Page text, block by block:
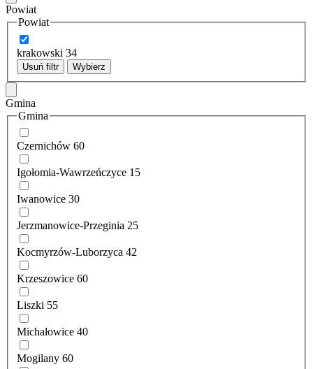
Powiat
Powiat
krakowski 34
Usuń filtr Wybierz
Gmina
Gmina
Czernichów 60
Igołomia-Wawrzeńczyce 15
Iwanowice 30
Jerzmanowice-Przeginia 25
Kocmyrzów-Luborzyca 42
Krzeszowice 60
Liszki 55
Michałowice 40
Mogilany 60